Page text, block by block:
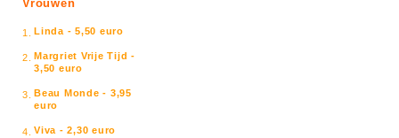
Vrouwen
1. Linda - 5,50 euro
2. Margriet Vrije Tijd -
3,50 euro
3. Beau Monde - 3,95
euro
4. Viva - 2,30 euro